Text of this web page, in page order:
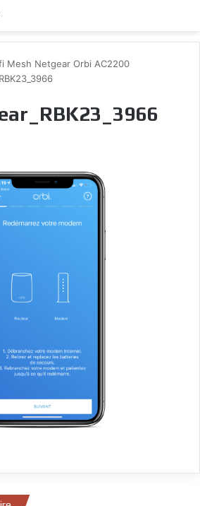
Mesh Netgear Orbi AC2200